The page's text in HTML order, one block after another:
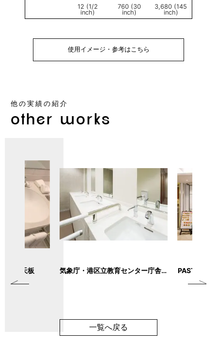
12 (1/2
inch)
760 (30
inch)
3,680 (145
inch)
使用イメージ・参考はこちら
他の実績の紹介
other works
面台 天板 気象庁・港区立教育センター庁舎 トイレ
一覧へ戻る